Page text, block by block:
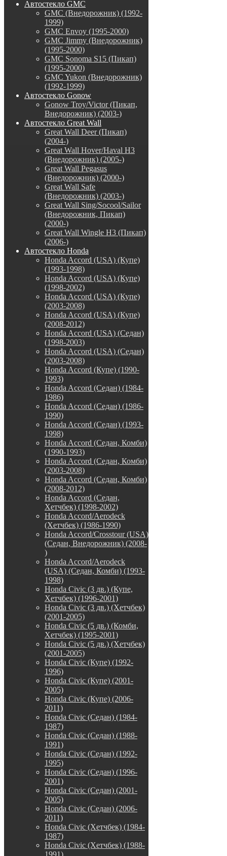
Автостекло GMC
GMC (Внедорожник) (1992-
1999)
GMC Envoy (1995-2000)
GMC Jimmy (Внедорожник)
(1995-2000)
GMC Sonoma S15 (Пикап)
(1995-2000)
GMC Yukon (Внедорожник)
(1992-1999)
Автостекло Gonow
Gonow Troy/Victor (Пикап,
Внедорожник) (2003-)
Автостекло Great Wall
Great Wall Deer (Пикап)
(2004-)
Great Wall Hover/Haval H3
(Внедорожник) (2005-)
Great Wall Pegasus
(Внедорожник) (2000-)
Great Wall Safe
(Внедорожник) (2003-)
Great Wall Sing/Socool/Sailor
(Внедорожник, Пикап)
(2000-)
Great Wall Wingle H3 (Пикап)
(2006-)
Автостекло Honda
Honda Accord (USA) (Купе)
(1993-1998)
Honda Accord (USA) (Купе)
(1998-2002)
Honda Accord (USA) (Купе)
(2003-2008)
Honda Accord (USA) (Купе)
(2008-2012)
Honda Accord (USA) (Седан)
(1998-2003)
Honda Accord (USA) (Седан)
(2003-2008)
Honda Accord (Купе) (1990-
1993)
Honda Accord (Седан) (1984-
1986)
Honda Accord (Седан) (1986-
1990)
Honda Accord (Седан) (1993-
1998)
Honda Accord (Седан, Комби)
(1990-1993)
Honda Accord (Седан, Комби)
(2003-2008)
Honda Accord (Седан, Комби)
(2008-2012)
Honda Accord (Седан,
Хетчбек) (1998-2002)
Honda Accord/Aerodeck
(Хетчбек) (1986-1990)
Honda Accord/Crosstour (USA)
(Седан, Внедорожник) (2008-
)
Honda Accord/Аerodeck
(USA) (Седан, Комби) (1993-
1998)
Honda Civic (3 дв.) (Купе,
Хетчбек) (1996-2001)
Honda Civic (3 дв.) (Хетчбек)
(2001-2005)
Honda Civic (5 дв.) (Комби,
Хетчбек) (1995-2001)
Honda Civic (5 дв.) (Хетчбек)
(2001-2005)
Honda Civic (Купе) (1992-
1996)
Honda Civic (Купе) (2001-
2005)
Honda Civic (Купе) (2006-
2011)
Honda Civic (Седан) (1984-
1987)
Honda Civic (Седан) (1988-
1991)
Honda Civic (Седан) (1992-
1995)
Honda Civic (Седан) (1996-
2001)
Honda Civic (Седан) (2001-
2005)
Honda Civic (Седан) (2006-
2011)
Honda Civic (Хетчбек) (1984-
1987)
Honda Civic (Хетчбек) (1988-
1991)